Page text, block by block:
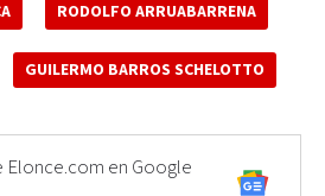
RODOLFO ARRUABARRENA
GUILERMO BARROS SCHELOTTO
Elonce.com en Google